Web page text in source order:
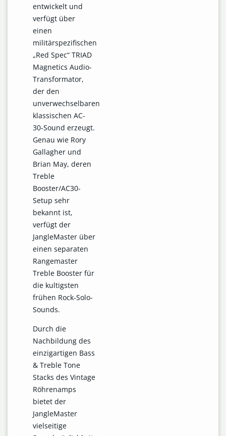
entwickelt und
verfügt über
einen
militärspezifischen
„Red Spec“ TRIAD
Magnetics Audio-
Transformator,
der den
unverwechselbaren
klassischen AC-
30-Sound erzeugt.
Genau wie Rory
Gallagher und
Brian May, deren
Treble
Booster/AC30-
Setup sehr
bekannt ist,
verfügt der
JangleMaster über
einen separaten
Rangemaster
Treble Booster für
die kultigsten
frühen Rock-Solo-
Sounds.
Durch die
Nachbildung des
einzigartigen Bass
& Treble Tone
Stacks des Vintage
Röhrenamps
bietet der
JangleMaster
vielseitige